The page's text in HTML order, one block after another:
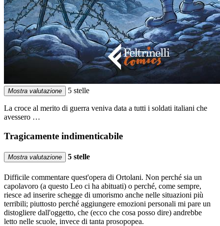
Mostra valutazione 5 stelle
La croce al merito di guerra veniva data a tutti i soldati italiani che
avessero …
Tragicamente indimenticabile
Mostra valutazione 5 stelle
Difficile commentare quest'opera di Ortolani. Non perché sia un
capolavoro (a questo Leo ci ha abituati) o perché, come sempre,
riesce ad inserire schegge di umorismo anche nelle situazioni più
terribili; piuttosto perché aggiungere emozioni personali mi pare un
distogliere dall'oggetto, che (ecco che cosa posso dire) andrebbe
letto nelle scuole, invece di tanta prosopopea.